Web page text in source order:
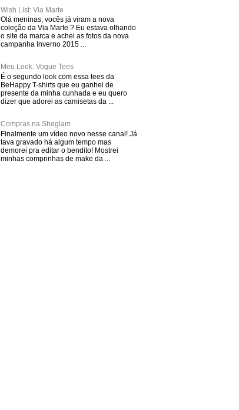
Wish List: Via Marte
Olá meninas, vocês já viram a nova
coleção da Via Marte ? Eu estava olhando
o site da marca e achei as fotos da nova
campanha Inverno 2015 ...
Meu Look: Vogue Tees
É o segundo look com essa tees da
BeHappy T-shirts que eu ganhei de
presente da minha cunhada e eu quero
dizer que adorei as camisetas da ...
Compras na Sheglam
Finalmente um vídeo novo nesse canal! Já
tava gravado há algum tempo mas
demorei pra editar o bendito! Mostrei
minhas comprinhas de make da ...